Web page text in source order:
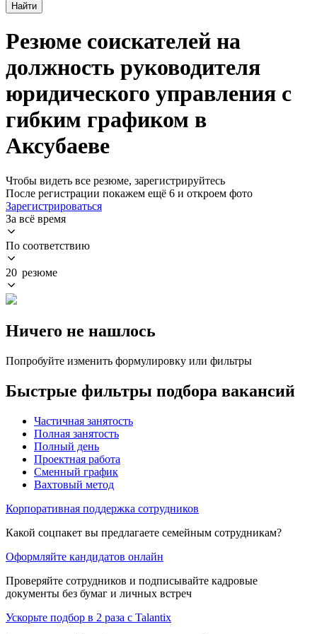
Найти
Резюме соискателей на
должность руководителя
юридического управления с
гибким графиком в
Аксубаеве
Чтобы видеть все резюме, зарегистрируйтесь
После регистрации покажем ещё 6 и откроем фото
Зарегистрироваться
За всё время
По соответствию
20 резюме
Ничего не нашлось
Попробуйте изменить формулировку или фильтры
Быстрые фильтры подбора вакансий
Частичная занятость
Полная занятость
Полный день
Проектная работа
Сменный график
Вахтовый метод
Корпоративная поддержка сотрудников
Какой соцпакет вы предлагаете семейным сотрудникам?
Оформляйте кандидатов онлайн
Проверяйте сотрудников и подписывайте кадровые
документы без бумаг и личных встреч
Ускорьте подбор в 2 раза с Talantix